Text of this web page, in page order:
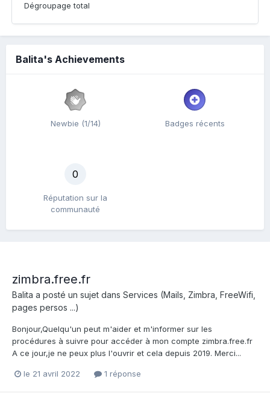
Dégroupage total
Balita's Achievements
Newbie (1/14) Badges récents
0
Réputation sur la
communauté
zimbra.free.fr
Balita a posté un sujet dans Services (Mails, Zimbra, FreeWifi,
pages persos ...)
Bonjour,Quelqu'un peut m'aider et m'informer sur les
procédures à suivre pour accéder à mon compte zimbra.free.fr
A ce jour,je ne peux plus l'ouvrir et cela depuis 2019. Merci...
le 21 avril 2022 1 réponse